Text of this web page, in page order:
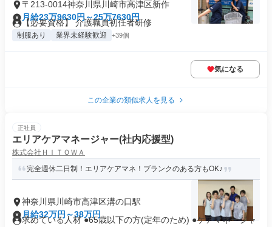
〒213-0014神奈川県川崎市高津区新作
月給23万9630円～25万7630円
【必要資格】 介護職員初任者研修
制服あり 業界未経験歓迎 +39個
気になる
この企業の類似求人を見る
正社員
エリアケアマネージャー(社内応援型)
株式会社ＨＩＴＯＷＡ
完全週休二日制！エリアケアマネ！ブランクのある方もOK♪
神奈川県川崎市高津区溝の口駅
月給32万円～38万円
求めている人材 ●65歳以下の方(定年のため) ●ケアマネージャ